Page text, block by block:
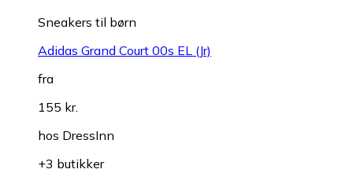
Sneakers til børn
Adidas Grand Court 00s EL (Jr)
fra
155 kr.
hos DressInn
+3 butikker